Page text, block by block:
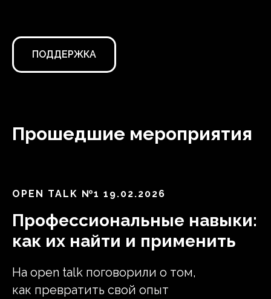
ПОДДЕРЖКА
Прошедшие мероприятия
ОPEN TALK №1 19.02.2026
Профессиональные навыки:
как их найти и применить
На open talk поговорили о том,
как превратить свой опыт